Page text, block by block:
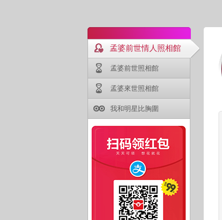
孟婆前世情人照相館
孟婆前世照相館
孟婆來世照相館
我和明星比胸圍